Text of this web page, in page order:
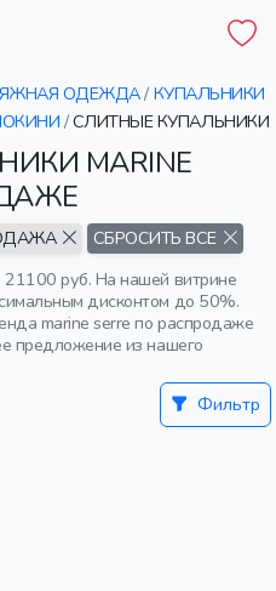
ОДЕЖДА/ КУПАЛЬНИКИ
/СЛИТНЫЕ КУПАЛЬНИКИ
MARINE
СБРОСИТЬ ВСЕ
руб. На нашей витрине
дисконтом до 50%.
marine serre по распродаже
предложение из нашего
Фильтр